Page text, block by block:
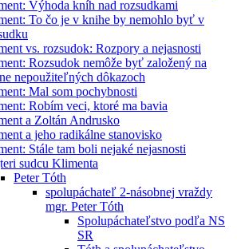
Výhoda kníh nad rozsudkami
To čo je v knihe by nemohlo byť v
vs. rozsudok: Rozpory a nejasnosti
Rozsudok nemôže byť založený na
nepoužiteľných dôkazoch
Mal som pochybnosti
Robím veci, ktoré ma bavia
a Zoltán Andrusko
a jeho radikálne stanovisko
Stále tam boli nejaké nejasnosti
sudcu Klimenta
Peter Tóth
spolupáchateľ 2-násobnej vraždy
mgr. Peter Tóth
Spolupáchateľstvo podľa NS
SR